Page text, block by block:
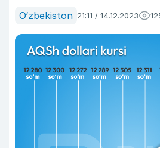
O‘zbekiston 21:11 / 14.12.2023